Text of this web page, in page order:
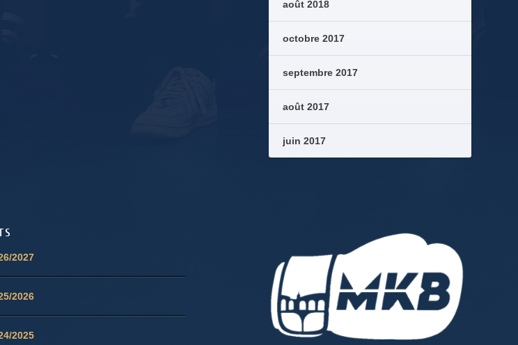
août 2018
octobre 2017
septembre 2017
août 2017
juin 2017
2027
2026
2025